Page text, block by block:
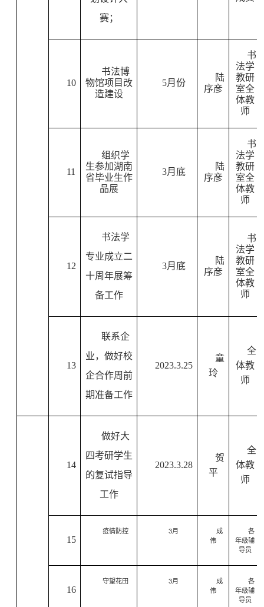
赛；
10
书法博
物馆项目改
造建设
5月份
陆
序彦
书
法学
教研
室全
体教
师
11
组织学
生参加湖南
省毕业生作
品展
3月底
陆
序彦
书
法学
教研
室全
体教
师
12
书法学
专业成立二
十周年展筹
备工作
3月底
陆
序彦
书
法学
教研
室全
体教
师
13
联系企
业，做好校
企合作周前
期准备工作
2023.3.25
童
玲
全
体教
师
14
做好大
四考研学生
的复试指导
工作
2023.3.28
贺
平
全
体教
师
15
疫情防控 3月
成
伟
各
年级辅
导员
16
守望花田 3月
成
伟
各
年级辅
导员